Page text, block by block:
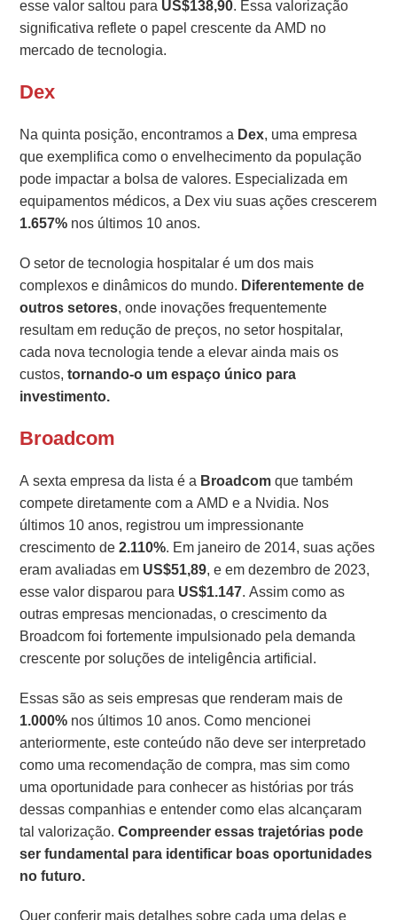
esse valor saltou para US$138,90. Essa valorização
significativa reflete o papel crescente da AMD no
mercado de tecnologia.
Dex
Na quinta posição, encontramos a Dex, uma empresa
que exemplifica como o envelhecimento da população
pode impactar a bolsa de valores. Especializada em
equipamentos médicos, a Dex viu suas ações crescerem
1.657% nos últimos 10 anos.
O setor de tecnologia hospitalar é um dos mais
complexos e dinâmicos do mundo. Diferentemente de
outros setores, onde inovações frequentemente
resultam em redução de preços, no setor hospitalar,
cada nova tecnologia tende a elevar ainda mais os
custos,tornando-o um espaço único para
investimento.
Broadcom
A sexta empresa da lista é a Broadcomque também
compete diretamente com a AMD e a Nvidia. Nos
últimos 10 anos, registrou um impressionante
crescimento de2.110%. Em janeiro de 2014, suas ações
eram avaliadas em US$51,89, e em dezembro de 2023,
esse valor disparou para US$1.147. Assim como as
outras empresas mencionadas, o crescimento da
Broadcom foi fortemente impulsionado pela demanda
crescente por soluções de inteligência artificial.
Essas são as seis empresas que renderam mais de
1.000% nos últimos 10 anos. Como mencionei
anteriormente, este conteúdo não deve ser interpretado
como uma recomendação de compra, mas sim como
uma oportunidade para conhecer as histórias por trás
dessas companhias e entender como elas alcançaram
tal valorização.Compreender essas trajetórias pode
ser fundamental para identificar boas oportunidades
no futuro.
Quer conferir mais detalhes sobre cada uma delas e